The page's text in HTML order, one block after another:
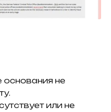
основания не
или не